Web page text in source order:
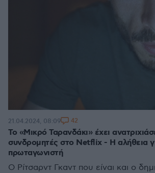
Το «Μικρό Ταρανδάκι» έχει
συνδρομητές στο Netflix - Η αλήθεια
πρωταγωνιστή
Ο Ρίτσαρντ Γκαντ που είναι και ο
21.04.2024, 08:09 42